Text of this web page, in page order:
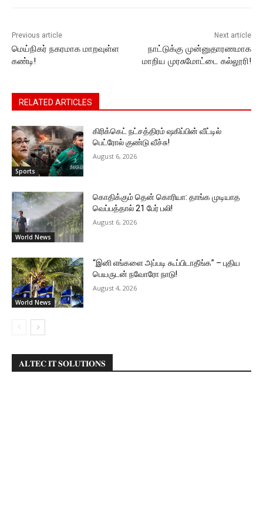
Previous article
மெய்நிகர் நகரமாக மாறவுள்ள
கண்டி!
Next article
நாட்டுக்கு முன்னுதாரணமாக
மாறிய முரசுமோட்டை கல்லூரி!
RELATED ARTICLES
Sports
கிரிக்கெட் நட்சத்திரம் ஷகிப்பின் வீட்டில்
பெட்ரோல் குண்டு வீச்சு!
August 6, 2026
World News
கொதிக்கும் தென் கொரியா: தாங்க முடியாத
வெப்பத்தால் 21 பேர் பலி!
August 6, 2026
World News
“இனி எங்களை அப்படி கூப்பிடாதீங்க” – புதிய
பெயருடன் நவோரோ நாடு!
August 4, 2026
𝐀𝐋𝐓𝐄𝐂 𝐈𝐓 𝐒𝐎𝐋𝐔𝐓𝐈𝐎𝐍𝐒